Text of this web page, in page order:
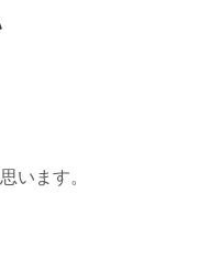
います。